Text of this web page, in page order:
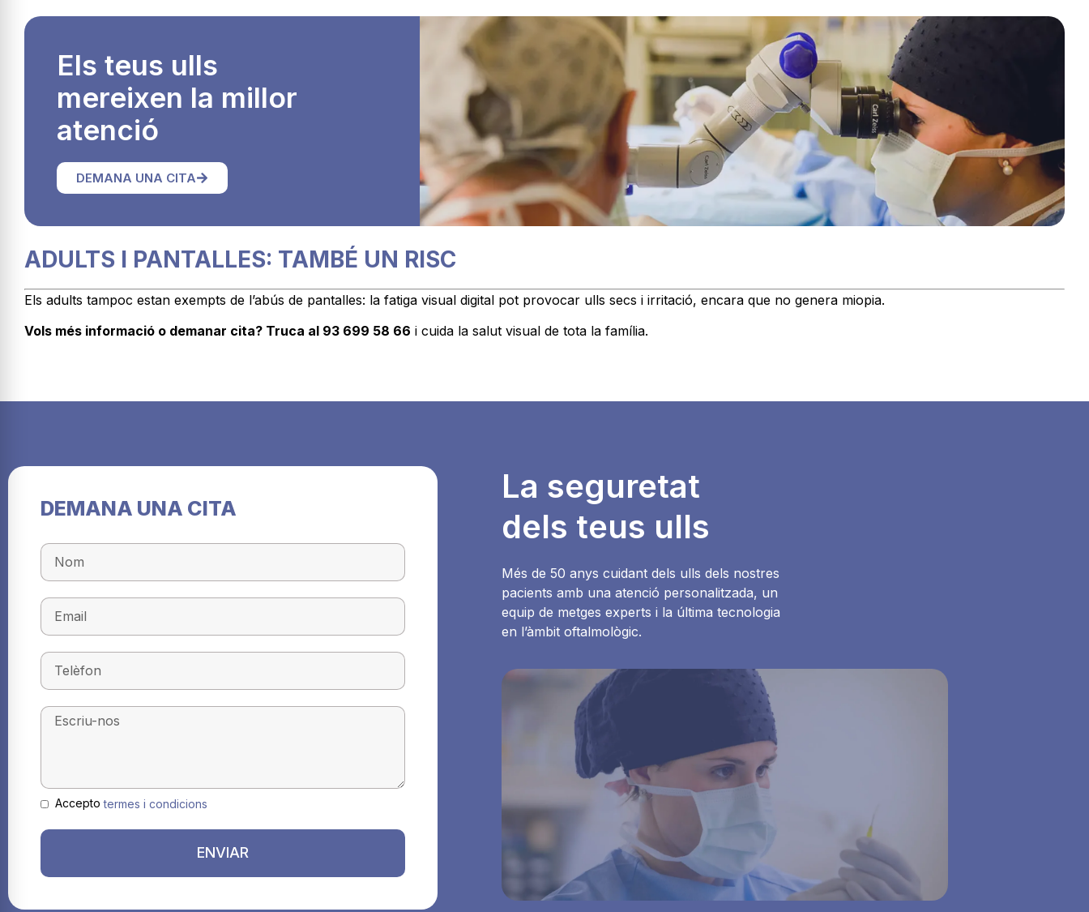
Els teus ulls
mereixen la millor
atenció
DEMANA UNA CITA
ADULTS I PANTALLES: TAMBÉ UN RISC
Els adults tampoc estan exempts de l’abús de pantalles: la fatiga visual digital pot provocar ulls secs i irritació, encara que no genera miopia.
Vols més informació o demanar cita? Truca al 93 699 58 66 i cuida la salut visual de tota la família.
DEMANA UNA CITA
Acceptotermes i condicions
ENVIAR
La seguretat
dels teus ulls
Més de 50 anys cuidant dels ulls dels nostres
pacients amb una atenció personalitzada, un
equip de metges experts i la última tecnologia
en l’àmbit oftalmològic.